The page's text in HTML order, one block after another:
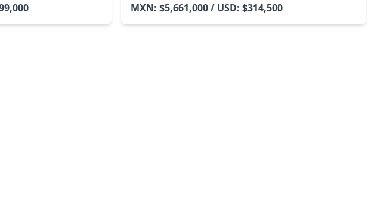
MXN: $5,661,000 / USD: $314,500